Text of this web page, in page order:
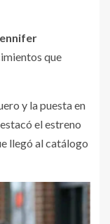
que
y la puesta en
el estreno
llegó al catálogo